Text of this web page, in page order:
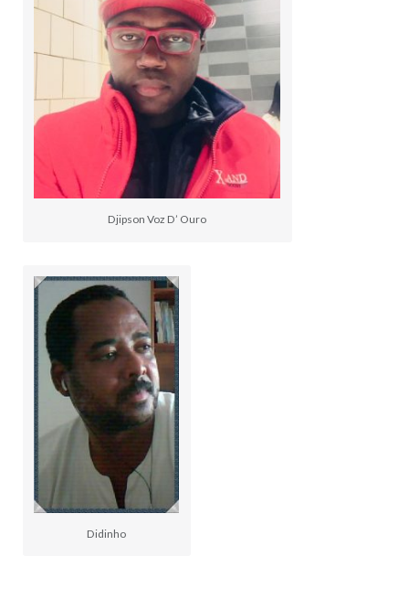
Djipson Voz D’ Ouro
Didinho